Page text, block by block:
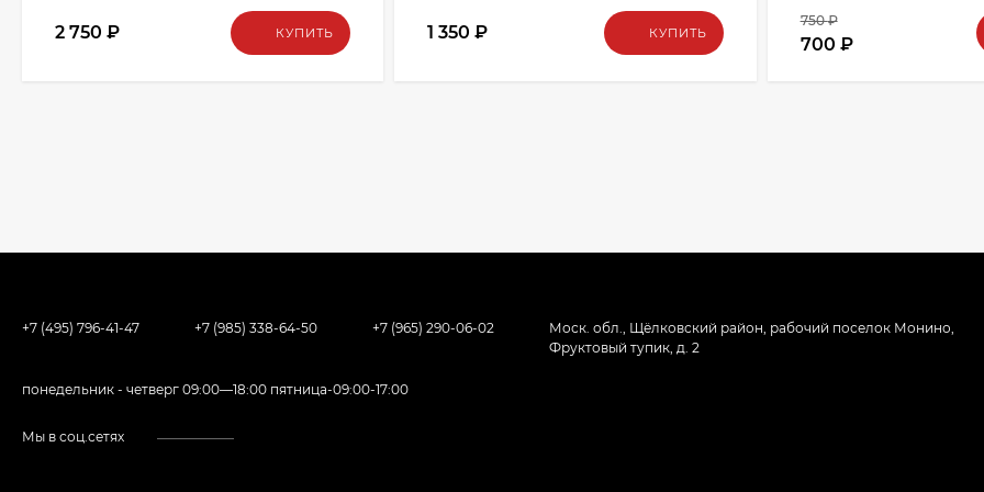
2 750 ₽ КУПИТЬ 1 350₽ КУПИТЬ
750₽
700 ₽
+7 (495) 796-41-47 +7 (985) 338-64-50 +7 (965) 290-06-02
Моск. обл., Щёлковский район, рабочий поселок Монино,
Фруктовый тупик, д. 2
понедельник - четверг 09:00—18:00 пятница-09:00-17:00
Мы в соц.сетях